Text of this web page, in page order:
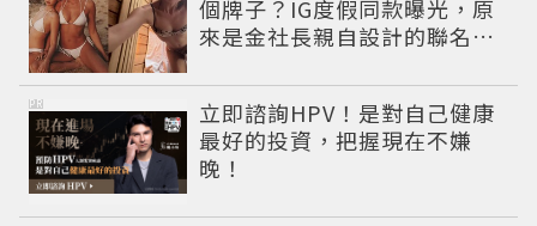
個牌子？IG度假同款曝光，原
來是金社長親自設計的聯名系
立即諮詢HPV！是對自己健康
最好的投資，把握現在不嫌
晚！
PR